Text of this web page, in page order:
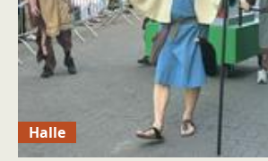
Halle